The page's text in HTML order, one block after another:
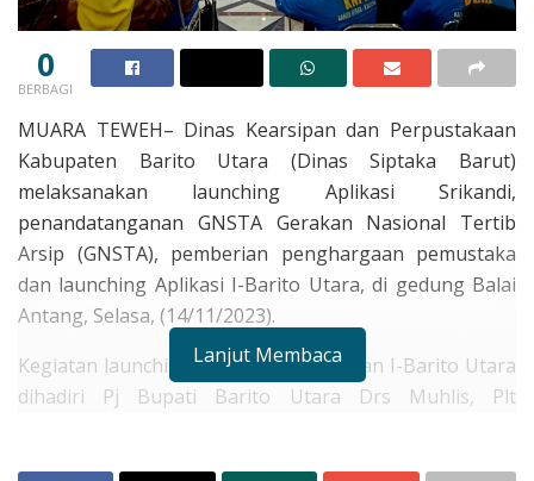
0
BERBAGI
MUARA TEWEH– Dinas Kearsipan dan Perpustakaan
Kabupaten Barito Utara (Dinas Siptaka Barut)
melaksanakan launching Aplikasi Srikandi,
penandatanganan GNSTA Gerakan Nasional Tertib
Arsip (GNSTA), pemberian penghargaan pemustaka
dan launching Aplikasi I-Barito Utara, di gedung Balai
Antang, Selasa, (14/11/2023).
Kegiatan launching Aplikasi Srikandi dan I-Barito Utara
dihadiri Pj Bupati Barito Utara Drs Muhlis, Plt
Lanjut Membaca